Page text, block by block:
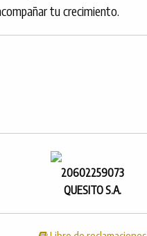
tu crecimiento.
20602259073
QUESITO S.A.